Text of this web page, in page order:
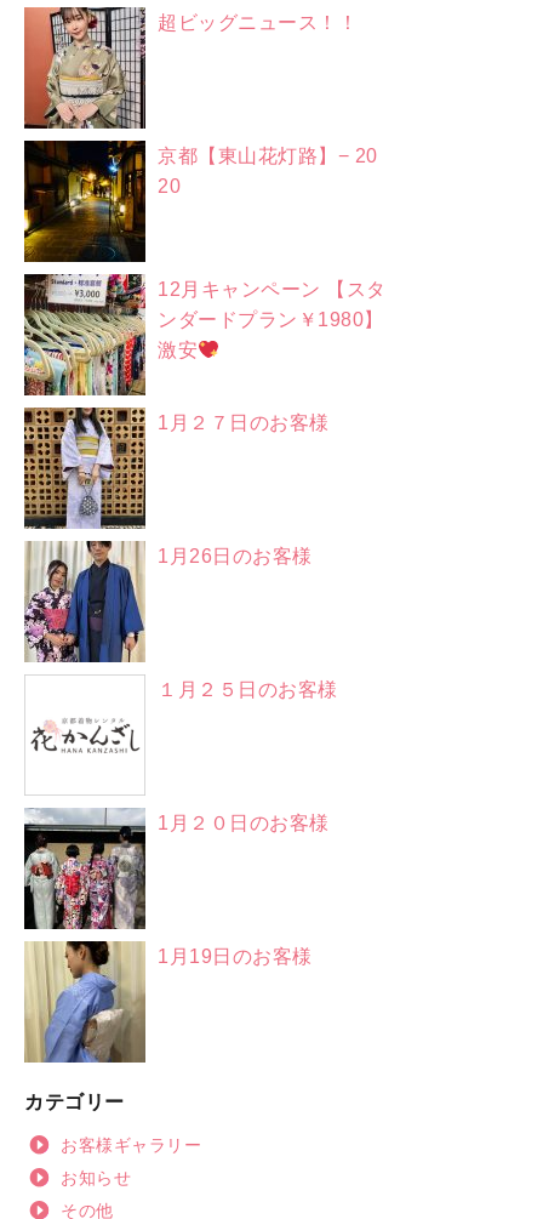
超ビッグニュース！！
京都【東山花灯路】− 20
20
12月キャンペーン 【スタ
ンダードプラン￥1980】
激安
1月２７日のお客様
1月26日のお客様
１月２５日のお客様
1月２０日のお客様
1月19日のお客様
カテゴリー
お客様ギャラリー
お知らせ
その他